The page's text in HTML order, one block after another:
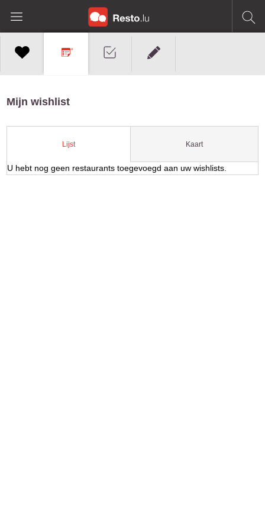
Mijn wishlist
Lijst Kaart
U hebt nog geen restaurants toegevoegd aan uw wishlists.